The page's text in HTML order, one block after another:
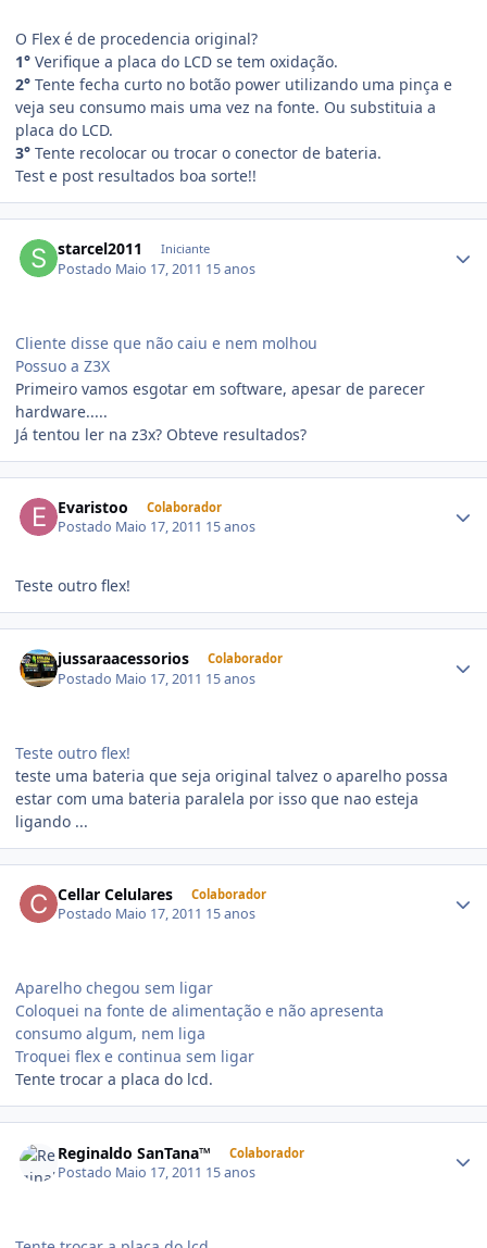
O Flex é de procedencia original?
1° Verifique a placa do LCD se tem oxidação.
2° Tente fecha curto no botão power utilizando uma pinça e
veja seu consumo mais uma vez na fonte. Ou substituia a
placa do LCD.
3° Tente recolocar ou trocar o conector de bateria.
Test e post resultados boa sorte!!
starcel2011 Iniciante
Postado Maio 17, 2011 15 anos
Cliente disse que não caiu e nem molhou
Possuo a Z3X
Primeiro vamos esgotar em software, apesar de parecer
hardware.....
Já tentou ler na z3x? Obteve resultados?
Evaristoo Colaborador
Postado Maio 17, 2011 15 anos
Teste outro flex!
jussaraacessorios Colaborador
Postado Maio 17, 2011 15 anos
Teste outro flex!
teste uma bateria que seja original talvez o aparelho possa
estar com uma bateria paralela por isso que nao esteja
ligando ...
Cellar Celulares Colaborador
Postado Maio 17, 2011 15 anos
Aparelho chegou sem ligar
Coloquei na fonte de alimentação e não apresenta
consumo algum, nem liga
Troquei flex e continua sem ligar
Tente trocar a placa do lcd.
Reginaldo SanTana™ Colaborador
Postado Maio 17, 2011 15 anos